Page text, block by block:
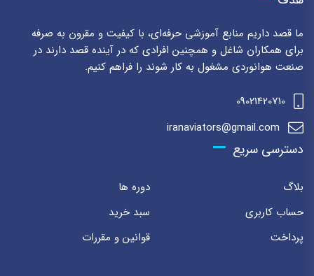
ما قصد داریم منابع آموزشی حرفه‌ای، با کیفیت و مقرون به صرفه
برای همکاران شاغل و همچنین افرادی که در آینده قصد دارند در
صنعت هوانوردی مشغول به کار شوند را فراهم کنیم.
09021420710
iranaviators@gmail.com
دسترسی سریع
بلاگ
دوره ها
حساب کاربری
سبد خرید
پرداخت
قوانین و مقررات